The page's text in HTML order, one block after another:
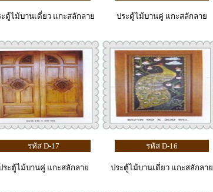
ตู้ไม้บานเดี่ยว แกะสลักลาย ประตู้ไม้บานคู่ แกะสลักลาย
รหัส D-17
ระตู้ไม้บานคู่ แกะสลักลาย
รหัส D-16
ประตู้ไม้บานเดี่ยว แกะสลักลาย